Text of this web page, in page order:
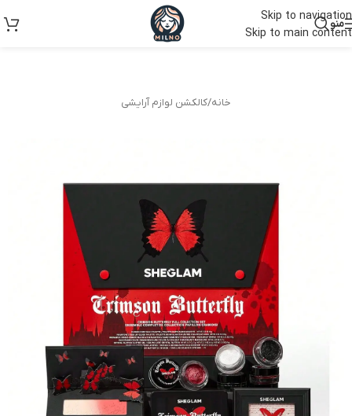
Skip to navigation
Skip to main content
منو
خانه/کالکشن لوازم آرایشی